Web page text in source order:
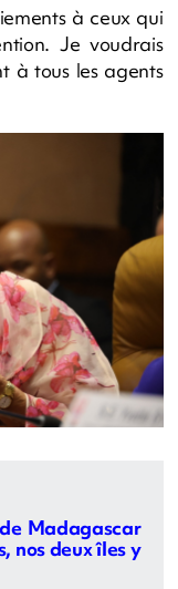
à ceux qui
Je voudrais
à tous les agents
Madagascar
nos deux îles y